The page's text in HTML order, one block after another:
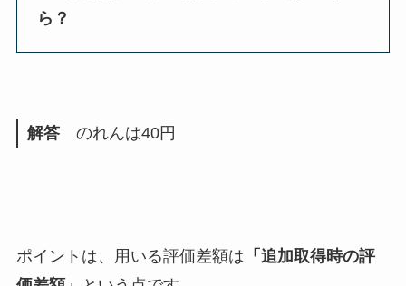
ら？
解答のれんは40円
ポイントは、用いる評価差額は 「追加取得時の評